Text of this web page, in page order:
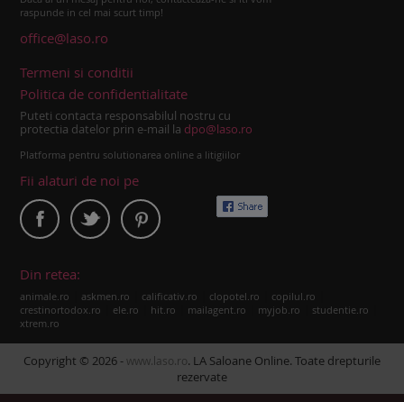
raspunde in cel mai scurt timp!
office@laso.ro
Termeni si conditii
Politica de confidentialitate
Puteti contacta responsabilul nostru cu
protectia datelor prin e-mail la dpo@laso.ro
Platforma pentru solutionarea online a litigiilor
Fii alaturi de noi pe
Din retea:
animale.ro askmen.ro calificativ.ro clopotel.ro copilul.ro
crestinortodox.ro ele.ro hit.ro mailagent.ro myjob.ro studentie.ro
xtrem.ro
Copyright © 2026 - www.laso.ro. LA Saloane Online. Toate drepturile
rezervate